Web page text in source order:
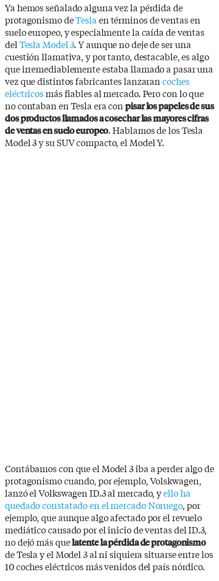
Ya hemos señalado alguna vez la pérdida de
protagonismo deTesla en términos de ventas en
suelo europeo, y especialmente la caída de ventas
del Tesla Model 3. Y aunque no deje de ser una
cuestión llamativa, y por tanto, destacable, es algo
que irremediablemente estaba llamado a pasar una
vez que distintos fabricantes lanzarancoches
eléctricosmás fiables al mercado. Pero con lo que
no contaban en Tesla era conpisar los papeles de sus
dos productos llamados a cosechar las mayores cifras
de ventas en suelo europeo. Hablamos de los Tesla
Model 3 y su SUV compacto, el Model Y.
Contábamos con que el Model 3 iba a perder algo de
protagonismo cuando, por ejemplo, Volskwagen,
lanzó el Volkswagen ID.3 al mercado, yello ha
quedado constatado en el mercado Noruego, por
ejemplo, que aunque algo afectado por el revuelo
mediático causado por el inicio de ventas del ID.3,
no dejó más quelatente la pérdida de protagonismo
de Tesla y el Model 3 al ni siquiera situarse entre los
10 coches eléctricos más venidos del país nórdico.